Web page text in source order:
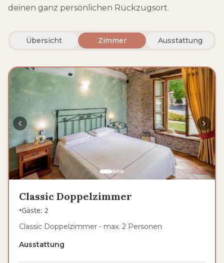
deinen ganz persönlichen Rückzugsort.
Übersicht Zimmer Ausstattung
Classic Doppelzimmer
•Gäste: 2
Classic Doppelzimmer - max. 2 Personen
Ausstattung